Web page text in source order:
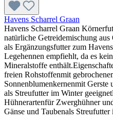
Havens Scharrel Graan
Havens Scharrel Graan
natürliche Getreidemischung
als Ergänzungsfutter zum
Legehennen empfiehlt, da es
Mineralstoffe
freien Rohstoffenmit
Sonnenblumenkernenmit
als Streufutter im Winter
Hühnerartenfür Zwerghühner
Gänse und Taubenals